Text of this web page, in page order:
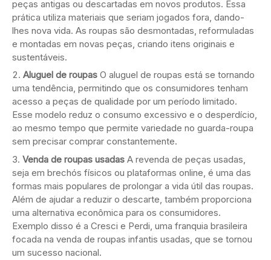
peças antigas ou descartadas em novos produtos. Essa
prática utiliza materiais que seriam jogados fora, dando-
lhes nova vida. As roupas são desmontadas, reformuladas
e montadas em novas peças, criando itens originais e
sustentáveis.
Aluguel de roupas O aluguel de roupas está se tornando
uma tendência, permitindo que os consumidores tenham
acesso a peças de qualidade por um período limitado.
Esse modelo reduz o consumo excessivo e o desperdício,
ao mesmo tempo que permite variedade no guarda-roupa
sem precisar comprar constantemente.
Venda de roupas usadas A revenda de peças usadas,
seja em brechós físicos ou plataformas online, é uma das
formas mais populares de prolongar a vida útil das roupas.
Além de ajudar a reduzir o descarte, também proporciona
uma alternativa econômica para os consumidores.
Exemplo disso é a Cresci e Perdi, uma franquia brasileira
focada na venda de roupas infantis usadas, que se tornou
um sucesso nacional.